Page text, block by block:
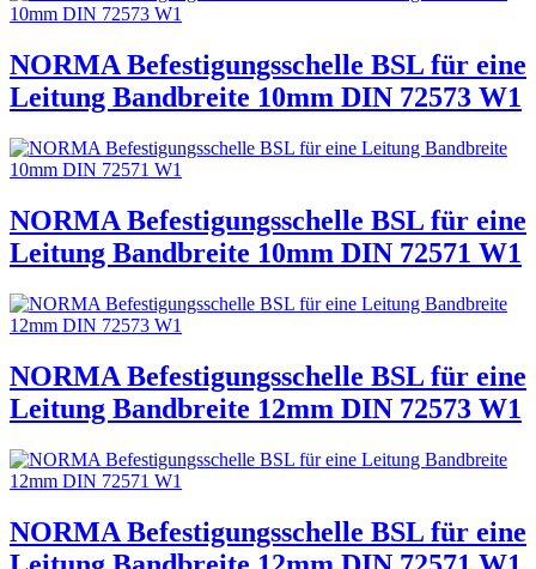
NORMA Befestigungsschelle BSL für eine
Leitung Bandbreite 10mm DIN 72573 W1
NORMA Befestigungsschelle BSL für eine
Leitung Bandbreite 10mm DIN 72571 W1
NORMA Befestigungsschelle BSL für eine
Leitung Bandbreite 12mm DIN 72573 W1
NORMA Befestigungsschelle BSL für eine